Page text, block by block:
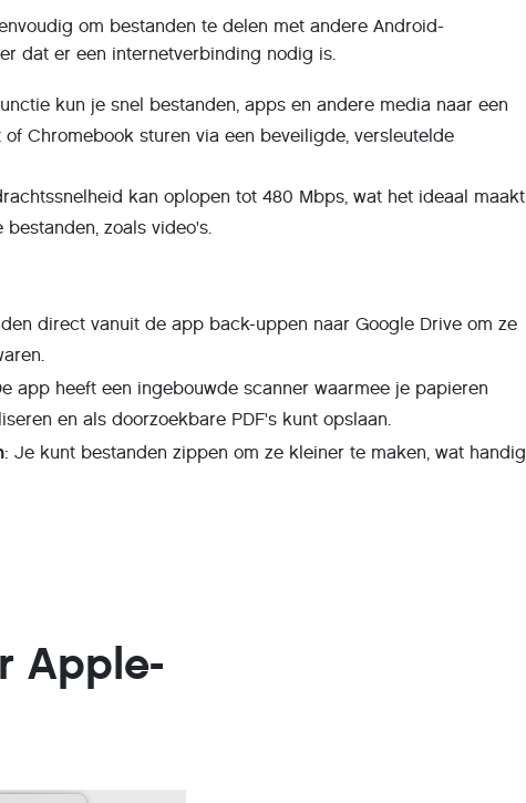
om bestanden te delen met andere Android-
dat er een internetverbinding nodig is.
kun je snel bestanden, apps en andere media naar een
Chromebook sturen via een beveiligde, versleutelde
kan oplopen tot 480 Mbps, wat het ideaal maakt
zoals video's.
direct vanuit de app back-uppen naar Google Drive om ze
app heeft een ingebouwde scanner waarmee je papieren
en als doorzoekbare PDF's kunt opslaan.
: Je kunt bestanden zippen om ze kleiner te maken, wat handig
Apple-